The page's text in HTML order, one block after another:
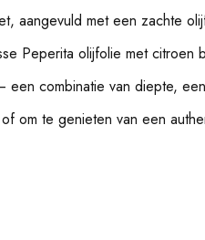
aangevuld met een zachte
Peperita olijfolie met
combinatie van diepte,
om te genieten van een